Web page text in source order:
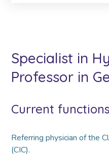
Specialist in
Professor in
Current functions
Referring physician of the
(CIC).